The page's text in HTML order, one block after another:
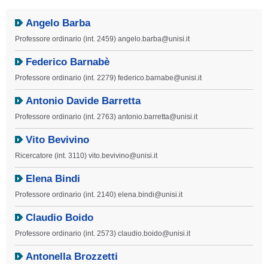
Angelo Barba
Professore ordinario (int. 2459) angelo.barba@unisi.it
Federico Barnabè
Professore ordinario (int. 2279) federico.barnabe@unisi.it
Antonio Davide Barretta
Professore ordinario (int. 2763) antonio.barretta@unisi.it
Vito Bevivino
Ricercatore (int. 3110) vito.bevivino@unisi.it
Elena Bindi
Professore ordinario (int. 2140) elena.bindi@unisi.it
Claudio Boido
Professore ordinario (int. 2573) claudio.boido@unisi.it
Antonella Brozzetti